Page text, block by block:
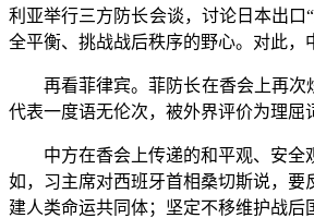
利亚举行三方防长会谈，讨论日本出口
全平衡、挑战战后秩序的野心。对此，
再看菲律宾。菲防长在香会上再次炒
代表一度语无伦次，被外界评价为理屈
中方在香会上传递的和平观、安全观
如，习主席对西班牙首相桑切斯说，
建人类命运共同体；坚定不移维护战